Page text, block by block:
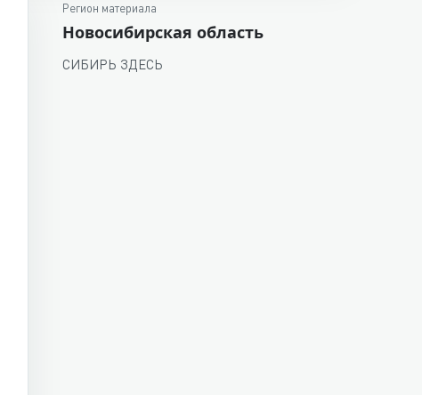
Регион материала
Новосибирская область
СИБИРЬ ЗДЕСЬ